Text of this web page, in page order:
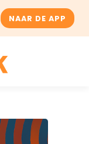
NAAR DE APP